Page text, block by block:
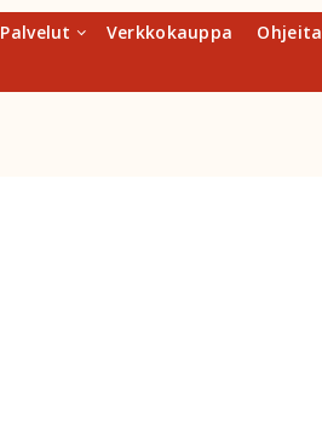
Palvelut Verkkokauppa Ohjeita